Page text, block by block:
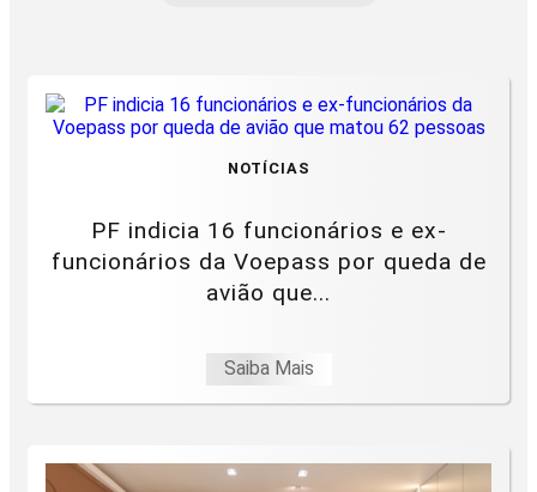
NOTÍCIAS
PF indicia 16 funcionários e ex-
funcionários da Voepass por queda de
avião que...
Saiba Mais